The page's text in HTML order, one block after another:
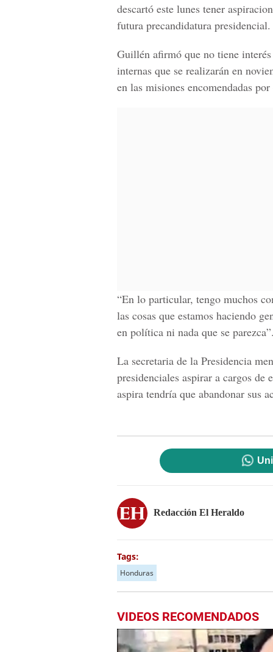
descartó este lunes tener
futura precandidatura presidencial.
Guillén afirmó que no tiene
internas que se realizarán en
en las misiones encomendadas
“En lo particular, tengo muchos
las cosas que estamos haciendo
en política ni nada que se parezca”.
La secretaria de la Presidencia
presidenciales aspirar a cargos
aspira tendría que abandonar sus
Redacción El Heraldo
Tags:
Honduras
VIDEOS RECOMENDADOS